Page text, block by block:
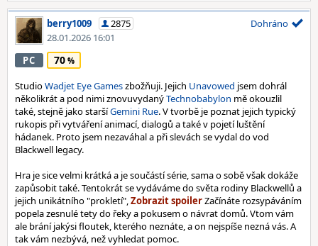
berry1009
2875
28.01.2026 16:01
Dohráno
PC 70
StudioWadjet Eye Gameszbožňuji. Jejich Unavowed jsem dohrál
několikrát a pod nimi znovuvydanýTechnobabylon mě okouzlil
také, stejně jako staršíGemini Rue. V tvorbě je poznat jejich typický
rukopis při vytváření animací, dialogů a také v pojetí luštění
hádanek. Proto jsem nezaváhal a při slevách se vydal do vod
Blackwell legacy.
Hra je sice velmi krátká a je součástí série, sama o sobě však dokáže
zapůsobit také. Tentokrát se vydáváme do světa rodiny Blackwellů a
jejich unikátního "prokletí",
Začínáte rozsypáváním
popela zesnulé tety do řeky a pokusem o návrat domů. Vtom vám
ale brání jakýsi floutek, kterého neznáte, a on nejspíše nezná vás. A
tak vám nezbývá, než vyhledat pomoc.